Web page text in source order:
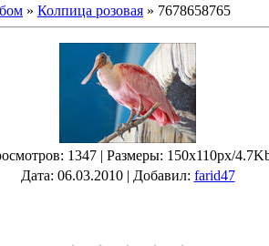
» Колпица розовая » 7678658765
: 1347 | Размеры: 150x110px/
Дата: 06.03.2010 | Добавил: farid47